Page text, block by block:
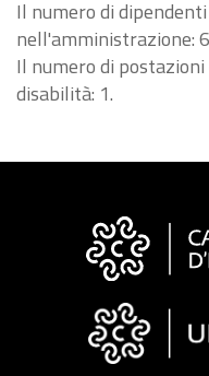
Il numero di
nell'amministrazione:
Il numero di
disabilità: 1.
Informazioni
"Fattura